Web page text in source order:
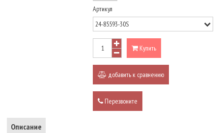
Артикул
Купить
добавить к сравнению
Перезвоните
Описание